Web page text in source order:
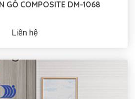
GỖ COMPOSITE DM-1068
Liên hệ